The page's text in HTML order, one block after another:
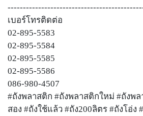
เบอร์โทรติดต่อ
02-895-5583
02-895-5584
02-895-5585
02-895-5586
086-980-4507
#ถังพลาสติก #ถังพลาสติกใหม่ #ถังพ
สอง #ถังใช้แล้ว #ถัง200ลิตร #ถังโอ่ง